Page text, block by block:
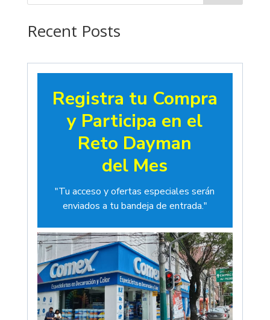
Recent Posts
Registra tu Compra
y Participa en el
Reto Dayman
del Mes
"Tu acceso y ofertas especiales serán
enviados a tu bandeja de entrada."